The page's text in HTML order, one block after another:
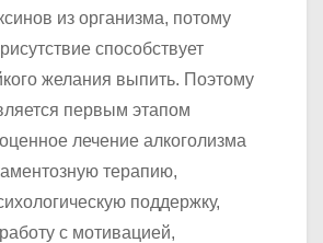
из организма, потому
способствует
желания выпить. Поэтому
первым этапом
лечение алкоголизма
терапию,
поддержку,
с мотивацией,